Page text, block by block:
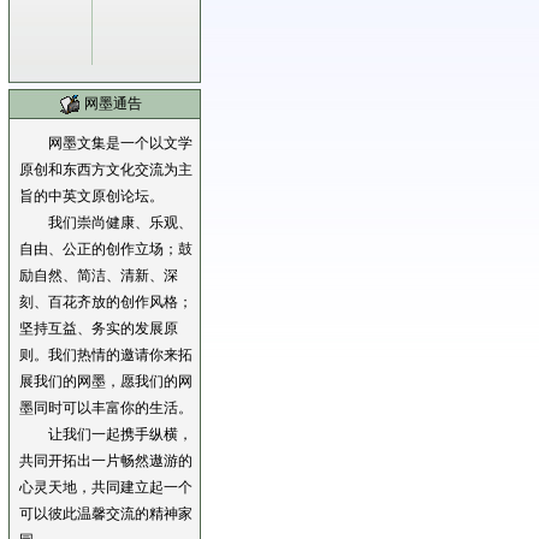
网墨通告
网墨文集是一个以文学
原创和东西方文化交流为主
旨的中英文原创论坛。
我们崇尚健康、乐观、
自由、公正的创作立场；鼓
励自然、简洁、清新、深
刻、百花齐放的创作风格；
坚持互益、务实的发展原
则。我们热情的邀请你来拓
展我们的网墨，愿我们的网
墨同时可以丰富你的生活。
让我们一起携手纵横，
共同开拓出一片畅然遨游的
心灵天地，共同建立起一个
可以彼此温馨交流的精神家